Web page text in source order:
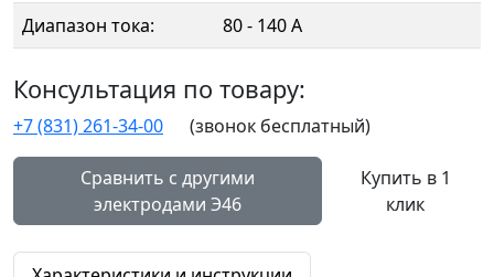
Диапазон тока:
80 - 140 А
Консультация по товару:
+7 (831) 261-34-00 (звонок бесплатный)
Сравнить с другими
электродами Э46
Купить в 1
клик